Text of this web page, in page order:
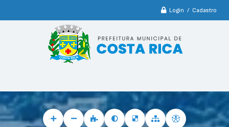
Login / Cadastro